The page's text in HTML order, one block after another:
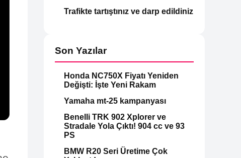
Trafikte tartıştınız ve darp edildiniz
Son Yazılar
Honda NC750X Fiyatı Yeniden
Değişti: İşte Yeni Rakam
Yamaha mt-25 kampanyası
Benelli TRK 902 Xplorer ve
Stradale Yola Çıktı! 904 cc ve 93
PS
BMW R20 Seri Üretime Çok